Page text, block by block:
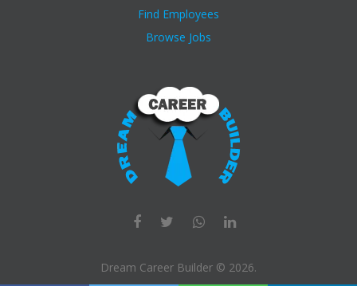
Find Employees
Browse Jobs
Dream Career Builder © 2026.